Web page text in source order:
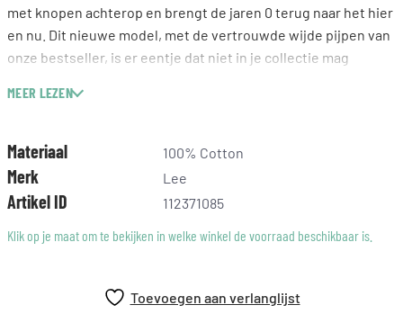
met knopen achterop en brengt de jaren 0 terug naar het hier
en nu. Dit nieuwe model, met de vertrouwde wijde pijpen van
onze bestseller, is er eentje dat niet in je collectie mag
MEER LEZEN
Materiaal 100% Cotton
Merk Lee
Artikel ID
112371085
Klik op je maat om te bekijken in welke winkel de voorraad beschikbaar is.
Toevoegen aan verlanglijst